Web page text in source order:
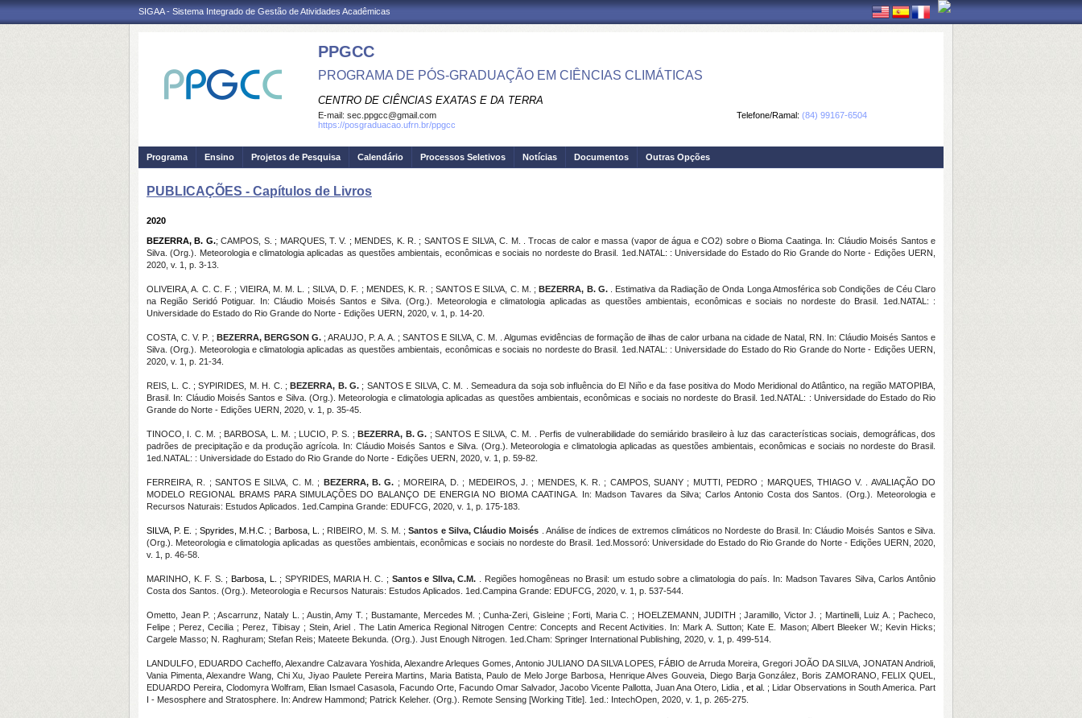
SIGAA - Sistema Integrado de Gestão de Atividades Acadêmicas
PPGCC
PROGRAMA DE PÓS-GRADUAÇÃO EM CIÊNCIAS CLIMÁTICAS
CENTRO DE CIÊNCIAS EXATAS E DA TERRA
Telefone/Ramal: (84) 99167-6504
E-mail: sec.ppgcc@gmail.com
https://posgraduacao.ufrn.br/ppgcc
Programa Ensino Projetos de Pesquisa Calendário Processos Seletivos Notícias Documentos Outras Opções
PUBLICAÇÕES - Capítulos de Livros
2020
BEZERRA, B. G.; CAMPOS, S. ; MARQUES, T. V. ; MENDES, K. R. ; SANTOS E SILVA, C. M. . Trocas de calor e massa (vapor de água e CO2) sobre o Bioma Caatinga. In: Cláudio Moisés Santos e
Silva. (Org.). Meteorologia e climatologia aplicadas as questões ambientais, econômicas e sociais no nordeste do Brasil. 1ed.NATAL: : Universidade do Estado do Rio Grande do Norte - Edições UERN,
2020, v. 1, p. 3-13.
OLIVEIRA, A. C. C. F. ; VIEIRA, M. M. L. ; SILVA, D. F. ; MENDES, K. R. ; SANTOS E SILVA, C. M. ;BEZERRA, B. G.. Estimativa da Radiação de Onda Longa Atmosférica sob Condições de Céu Claro
na Região Seridó Potiguar. In: Cláudio Moisés Santos e Silva. (Org.). Meteorologia e climatologia aplicadas as questões ambientais, econômicas e sociais no nordeste do Brasil. 1ed.NATAL: :
Universidade do Estado do Rio Grande do Norte - Edições UERN, 2020, v. 1, p. 14-20.
COSTA, C. V. P. ; BEZERRA, BERGSON G. ; ARAUJO, P. A. A. ; SANTOS E SILVA, C. M. . Algumas evidências de formação de ilhas de calor urbana na cidade de Natal, RN. In: Cláudio Moisés Santos e
Silva. (Org.). Meteorologia e climatologia aplicadas as questões ambientais, econômicas e sociais no nordeste do Brasil. 1ed.NATAL: : Universidade do Estado do Rio Grande do Norte - Edições UERN,
2020, v. 1, p. 21-34.
REIS, L. C. ; SYPIRIDES, M. H. C. ;BEZERRA, B. G. ; SANTOS E SILVA, C. M. . Semeadura da soja sob influência do El Niño e da fase positiva do Modo Meridional do Atlântico, na região MATOPIBA,
Brasil. In: Cláudio Moisés Santos e Silva. (Org.). Meteorologia e climatologia aplicadas as questões ambientais, econômicas e sociais no nordeste do Brasil. 1ed.NATAL: : Universidade do Estado do Rio
Grande do Norte - Edições UERN, 2020, v. 1, p. 35-45.
TINOCO, I. C. M. ; BARBOSA, L. M. ; LUCIO, P. S. ;BEZERRA, B. G. ; SANTOS E SILVA, C. M. . Perfis de vulnerabilidade do semiárido brasileiro à luz das características sociais, demográficas, dos
padrões de precipitação e da produção agrícola. In: Cláudio Moisés Santos e Silva. (Org.). Meteorologia e climatologia aplicadas as questões ambientais, econômicas e sociais no nordeste do Brasil.
1ed.NATAL: : Universidade do Estado do Rio Grande do Norte - Edições UERN, 2020, v. 1, p. 59-82.
FERREIRA, R. ; SANTOS E SILVA, C. M. ; BEZERRA, B. G. ; MOREIRA, D. ; MEDEIROS, J. ; MENDES, K. R. ; CAMPOS, SUANY ; MUTTI, PEDRO ; MARQUES, THIAGO V. . AVALIAÇÃO DO
MODELO REGIONAL BRAMS PARA SIMULAÇÕES DO BALANÇO DE ENERGIA NO BIOMA CAATINGA. In: Madson Tavares da Silva; Carlos Antonio Costa dos Santos. (Org.). Meteorologia e
Recursos Naturais: Estudos Aplicados. 1ed.Campina Grande: EDUFCG, 2020, v. 1, p. 175-183.
SILVA, P. E. ; Spyrides, M.H.C. ; Barbosa, L. ; RIBEIRO, M. S. M. ;Santos e Silva, Cláudio Moisés . Análise de índices de extremos climáticos no Nordeste do Brasil. In: Cláudio Moisés Santos e Silva.
(Org.). Meteorologia e climatologia aplicadas as questões ambientais, econômicas e sociais no nordeste do Brasil. 1ed.Mossoró: Universidade do Estado do Rio Grande do Norte - Edições UERN, 2020,
v. 1, p. 46-58.
MARINHO, K. F. S. ; Barbosa, L. ; SPYRIDES, MARIA H. C. ; Santos e SIlva, C.M. . Regiões homogêneas no Brasil: um estudo sobre a climatologia do país. In: Madson Tavares Silva, Carlos Antônio
Costa dos Santos. (Org.). Meteorologia e Recursos Naturais: Estudos Aplicados. 1ed.Campina Grande: EDUFCG, 2020, v. 1, p. 537-544.
Ometto, Jean P. ; Ascarrunz, Nataly L. ; Austin, Amy T. ; Bustamante, Mercedes M. ; Cunha-Zeri, Gisleine ; Forti, Maria C. ; HOELZEMANN, JUDITH ; Jaramillo, Victor J. ; Martinelli, Luiz A. ; Pacheco,
Felipe ; Perez, Cecilia ; Perez, Tibisay ; Stein, Ariel . The Latin America Regional Nitrogen Centre: Concepts and Recent Activities. In: Mark A. Sutton; Kate E. Mason; Albert Bleeker W.; Kevin Hicks;
Cargele Masso; N. Raghuram; Stefan Reis; Mateete Bekunda. (Org.). Just Enough Nitrogen. 1ed.Cham: Springer International Publishing, 2020, v. 1, p. 499-514.
LANDULFO, EDUARDO Cacheffo, Alexandre Calzavara Yoshida, Alexandre Arleques Gomes, Antonio JULIANO DA SILVA LOPES, FÁBIO de Arruda Moreira, Gregori JOÃO DA SILVA, JONATAN Andrioli,
Vania Pimenta, Alexandre Wang, Chi Xu, Jiyao Paulete Pereira Martins, Maria Batista, Paulo de Melo Jorge Barbosa, Henrique Alves Gouveia, Diego Barja González, Boris ZAMORANO, FELIX QUEL,
EDUARDO Pereira, Clodomyra Wolfram, Elian Ismael Casasola, Facundo Orte, Facundo Omar Salvador, Jacobo Vicente Pallotta, Juan Ana Otero, Lidia , et al. ; Lidar Observations in South America. Part
I - Mesosphere and Stratosphere. In: Andrew Hammond; Patrick Keleher. (Org.). Remote Sensing [Working Title]. 1ed.: IntechOpen, 2020, v. 1, p. 265-275.